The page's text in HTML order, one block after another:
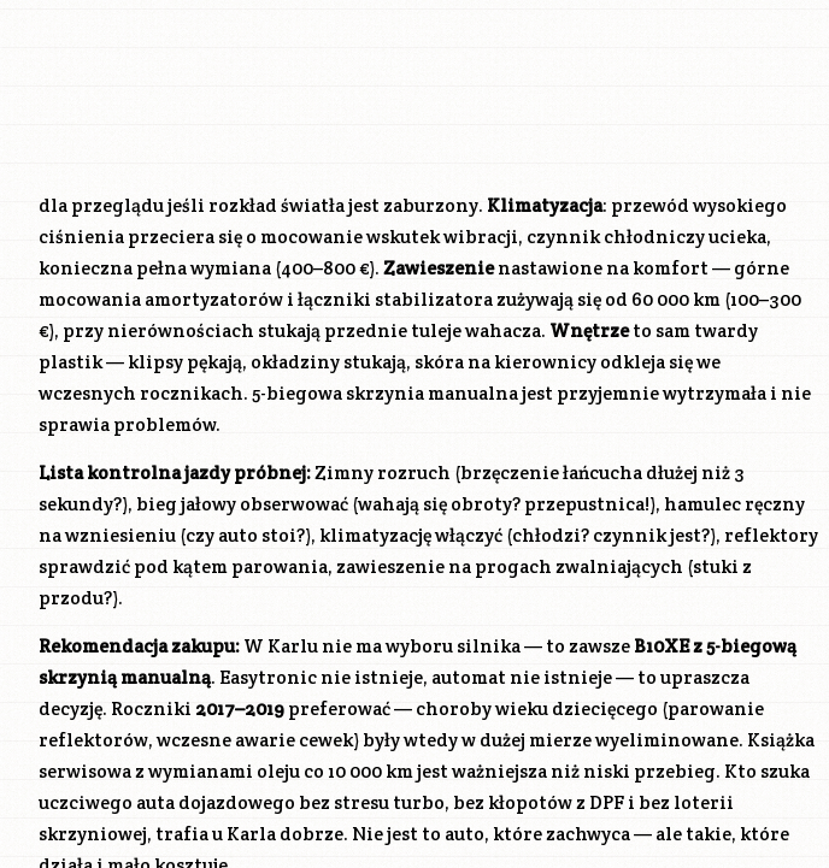
dla przeglądu jeśli rozkład światła jest zaburzony. Klimatyzacja: przewód wysokiego
ciśnienia przeciera się o mocowanie wskutek wibracji, czynnik chłodniczy ucieka,
konieczna pełna wymiana (400–800 €). Zawieszenienastawione na komfort — górne
mocowania amortyzatorów i łączniki stabilizatora zużywają się od 60 000 km (100–300
€), przy nierównościach stukają przednie tuleje wahacza. Wnętrzeto sam twardy
plastik — klipsy pękają, okładziny stukają, skóra na kierownicy odkleja się we
wczesnych rocznikach. 5-biegowa skrzynia manualna jest przyjemnie wytrzymała i nie
sprawia problemów.
Lista kontrolna jazdy próbnej:Zimny rozruch (brzęczenie łańcucha dłużej niż 3
sekundy?), bieg jałowy obserwować (wahają się obroty? przepustnica!), hamulec ręczny
na wzniesieniu (czy auto stoi?), klimatyzację włączyć (chłodzi? czynnik jest?), reflektory
sprawdzić pod kątem parowania, zawieszenie na progach zwalniających (stuki z
przodu?).
Rekomendacja zakupu: W Karlu nie ma wyboru silnika — to zawsze B10XEz 5-biegową
skrzynią manualną. Easytronic nie istnieje, automat nie istnieje — to upraszcza
decyzję. Roczniki 2017–2019 preferować — choroby wieku dziecięcego (parowanie
reflektorów, wczesne awarie cewek) były wtedy w dużej mierze wyeliminowane. Książka
serwisowa z wymianami oleju co 10 000 km jest ważniejsza niż niski przebieg. Kto szuka
uczciwego auta dojazdowego bez stresu turbo, bez kłopotów z DPF i bez loterii
skrzyniowej, trafia u Karla dobrze. Nie jest to auto, które zachwyca — ale takie, które